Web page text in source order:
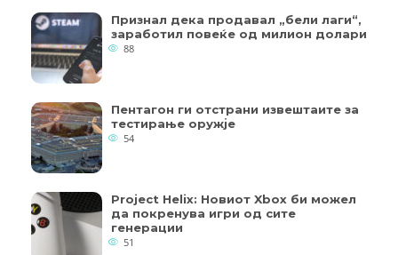
Признал дека продавал „бели лаги“,
заработил повеќе од милион долари
88
Пентагон ги отстрани извештаите за
тестирање оружје
54
Project Helix: Новиот Xbox би можел
да покренува игри од сите
генерации
51